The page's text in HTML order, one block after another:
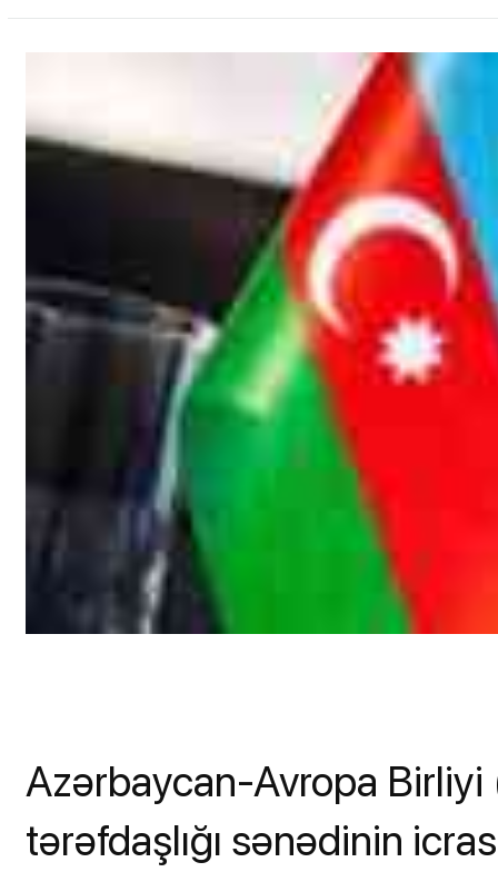
Azərbaycan-Avropa Birliyi
tərəfdaşlığı sənədinin